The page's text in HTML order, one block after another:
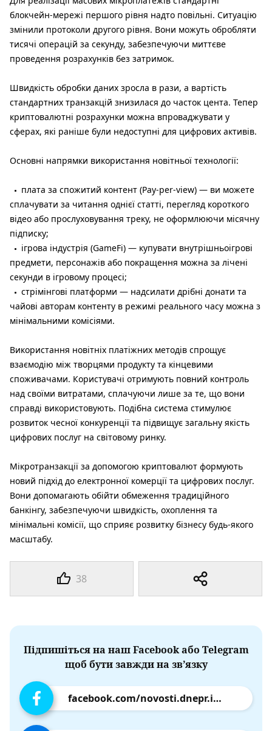
38
блокчейн-мережі першого рівня надто повільні. Ситуацію
змінили протоколи другого рівня. Вони можуть обробляти
тисячі операцій за секунду, забезпечуючи миттєве
проведення розрахунків без затримок.
Швидкість обробки даних зросла в рази, а вартість
стандартних транзакцій знизилася до часток цента. Тепер
криптовалютні розрахунки можна впроваджувати у
сферах, які раніше були недоступні для цифрових активів.
Основні напрямки використання новітньої технології:
плата за спожитий контент (Pay-per-view) — ви можете
сплачувати за читання однієї статті, перегляд короткого
відео або прослуховування треку, не оформлюючи місячну
підписку;
ігрова індустрія (GameFi) — купувати внутрішньоігрові
предмети, персонажів або покращення можна за лічені
секунди в ігровому процесі;
стрімінгові платформи — надсилати дрібні донати та
чайові авторам контенту в режимі реального часу можна з
мінімальними комісіями.
Використання новітніх платіжних методів спрощує
взаємодію між творцями продукту та кінцевими
споживачами. Користувачі отримують повний контроль
над своїми витратами, сплачуючи лише за те, що вони
справді використовують. Подібна система стимулює
розвиток чесної конкуренції та підвищує загальну якість
цифрових послуг на світовому ринку.
Мікротранзакції за допомогою криптовалют формують
новий підхід до електронної комерції та цифрових послуг.
Вони допомагають обійти обмеження традиційного
банкінгу, забезпечуючи швидкість, охоплення та
мінімальні комісії, що сприяє розвитку бізнесу будь-якого
масштабу.
Підпишіться на наш Facebook або Telegram
щоб бути завжди на зв’язку
facebook.com/novosti.dnepr.info